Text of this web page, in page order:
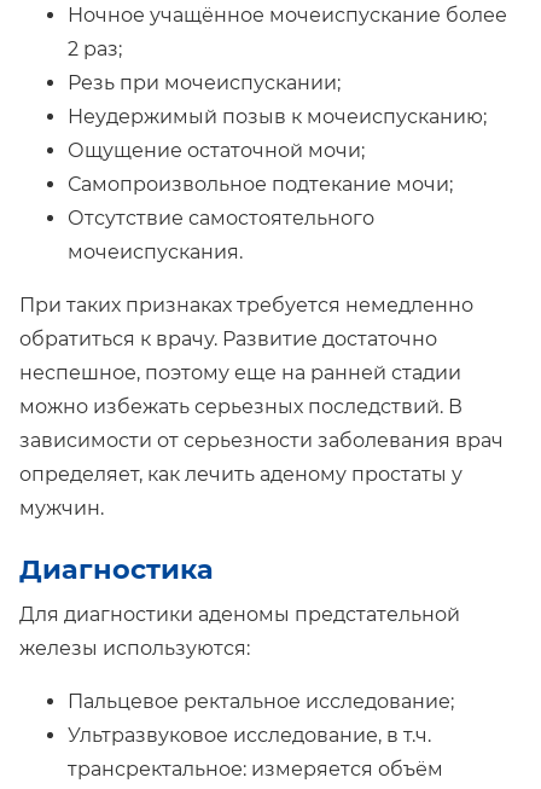
Ночное учащённое мочеиспускание более
2 раз;
Резь при мочеиспускании;
Неудержимый позыв к мочеиспусканию;
Ощущение остаточной мочи;
Самопроизвольное подтекание мочи;
Отсутствие самостоятельного
мочеиспускания.
При таких признаках требуется немедленно
обратиться к врачу. Развитие достаточно
неспешное, поэтому еще на ранней стадии
можно избежать серьезных последствий. В
зависимости от серьезности заболевания врач
определяет, как лечить аденому простаты у
мужчин.
Диагностика
Для диагностики аденомы предстательной
железы используются:
Пальцевое ректальное исследование;
Ультразвуковое исследование, в т.ч.
трансректальное: измеряется объём